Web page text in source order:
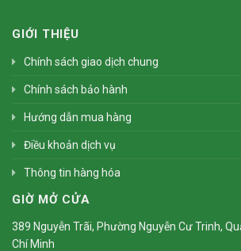
GIỚI THIỆU
Chính sách giao dịch chung
Chính sách bảo hành
Hướng dẫn mua hàng
Điều khoản dịch vụ
Thông tin hàng hóa
GIỜ MỞ CỬA
389 Nguyễn Trãi, Phường Nguyễn Cư Trinh,
Chí Minh